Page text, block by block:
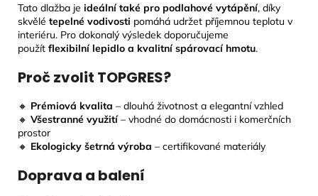
Tato dlažba je ideální také pro podlahové vytápění, díky
skvělé tepelné vodivosti pomáhá udržet příjemnou teplotu v
interiéru. Pro dokonalý výsledek doporučujeme
použít flexibilní lepidlo a kvalitní spárovací hmotu.
Proč zvolit TOPGRES?
🔸 Prémiová kvalita – dlouhá životnost a elegantní vzhled
🔸 Všestranné využití – vhodné do domácnosti i komerčních
prostor
🔸 Ekologicky šetrná výroba – certifikované materiály
Doprava a balení